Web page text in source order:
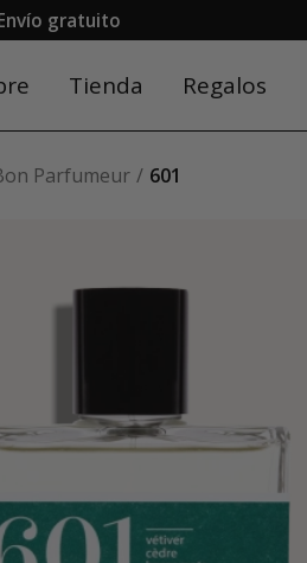
gratuito
Tienda Regalos
Parfumeur 601